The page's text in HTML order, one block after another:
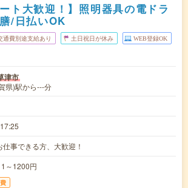
ト大歓迎！】照明器具の電ドラ
/日払いOK
通費別途支給あり 土日祝日が休み WEB登録OK
津市
県)駅から---分
仕事できる方、大歓迎！
～1200円